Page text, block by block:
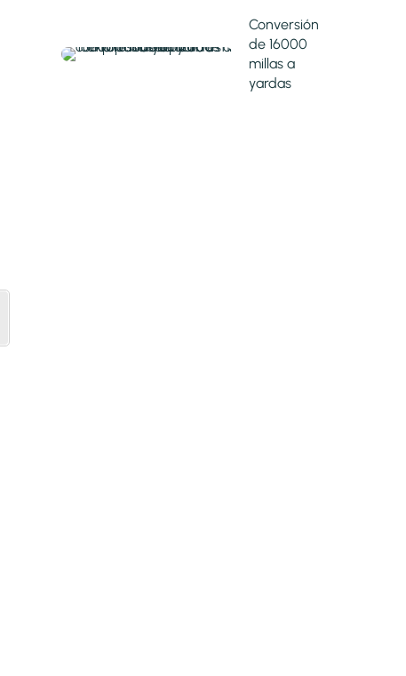
Conversión
de 16000
millas a
yardas